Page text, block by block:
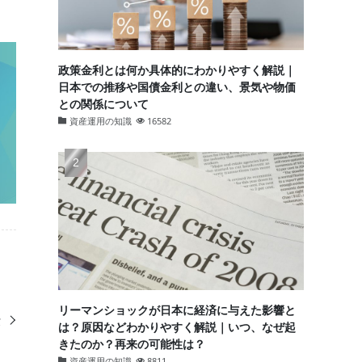
政策金利とは何か具体的にわかりやすく解説｜
日本での推移や国債金利との違い、景気や物価
との関係について
資産運用の知識 16582
リーマンショックが日本に経済に与えた影響と
は？原因などわかりやすく解説｜いつ、なぜ起
きたのか？再来の可能性は？